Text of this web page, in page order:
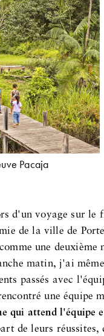
Pacaja
d'un voyage sur le
de la ville de
une deuxième
matin, j'ai
passés avec
une équipe
qui attend l'équipe
de leurs réussites,